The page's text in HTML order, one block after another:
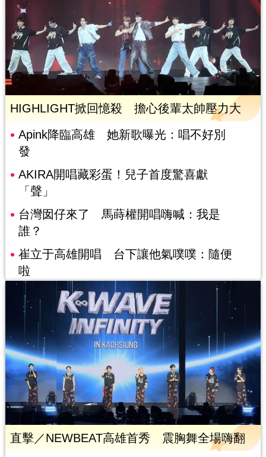
HIGHLIGHT掀回憶殺 擔心後輩太帥壓力大
Apink降臨高雄 她新歌曝光：唱不好別
發
AKIRA開唱藏彩蛋！兒子首度驚喜獻
「聲」
台灣囡仔來了 馬蒔權開唱嗨喊：我是
誰？
崔立于高雄開唱 台下讓他氣噗噗：隨便
啦
直擊／NEWBEAT高雄首秀 震胸舞全場嗨翻